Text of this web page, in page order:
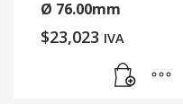
Ø 76.00mm
$23,023 IVA